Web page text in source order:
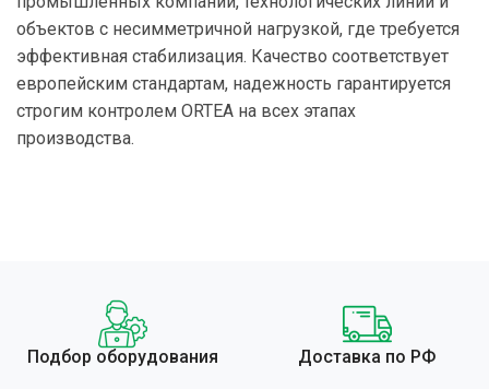
объектов с несимметричной нагрузкой, где требуется
эффективная стабилизация. Качество соответствует
европейским стандартам, надежность гарантируется
строгим контролем ORTEA на всех этапах
производства.
Подбор оборудования Доставка по РФ